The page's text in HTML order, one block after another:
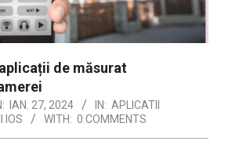
de măsurat
IAN. 27, 2024 IN: APLICATII
IOS WITH: 0 COMMENTS